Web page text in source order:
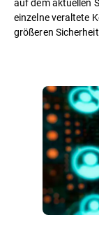
einzelne veraltete
größeren